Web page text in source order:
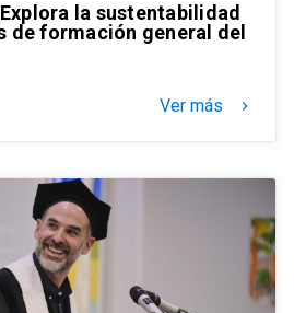
la sustentabilidad
de formación general del
Ver más keyboard_arrow_right